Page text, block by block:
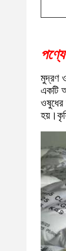
মুদ্রণ ও
একটি
ওষুধের